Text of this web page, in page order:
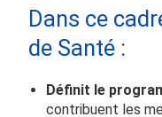
Dans ce
de Santé :
Définit le
contribuent les